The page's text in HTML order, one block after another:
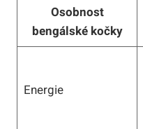
Osobnost
bengálské kočky
Energie